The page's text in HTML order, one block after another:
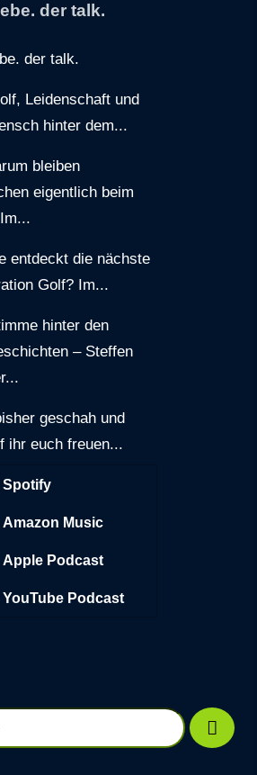
der talk.
der talk.
Leidenschaft und
hinter dem...
bleiben
eigentlich beim
entdeckt die nächste
Golf? Im...
hinter den
– Steffen
geschah und
ihr euch freuen...
Spotify
Amazon Music
Apple Podcast
YouTube Podcast